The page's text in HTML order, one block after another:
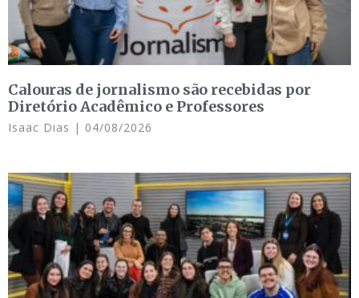
Calouras de jornalismo são recebidas por
Diretório Acadêmico e Professores
Isaac Dias 04/08/2026